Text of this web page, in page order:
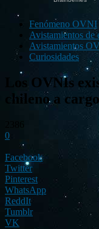
Fenómeno OVNI
Avistamientos de
Avistamientos
Curiosidades
Los OVNIs
chileno a
0
Facebook
Twitter
Pinterest
WhatsApp
ReddIt
Tumblr
VK